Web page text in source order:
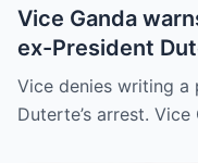
Vice Ganda
ex-President
Vice denies writing a
Duterte’s arrest.